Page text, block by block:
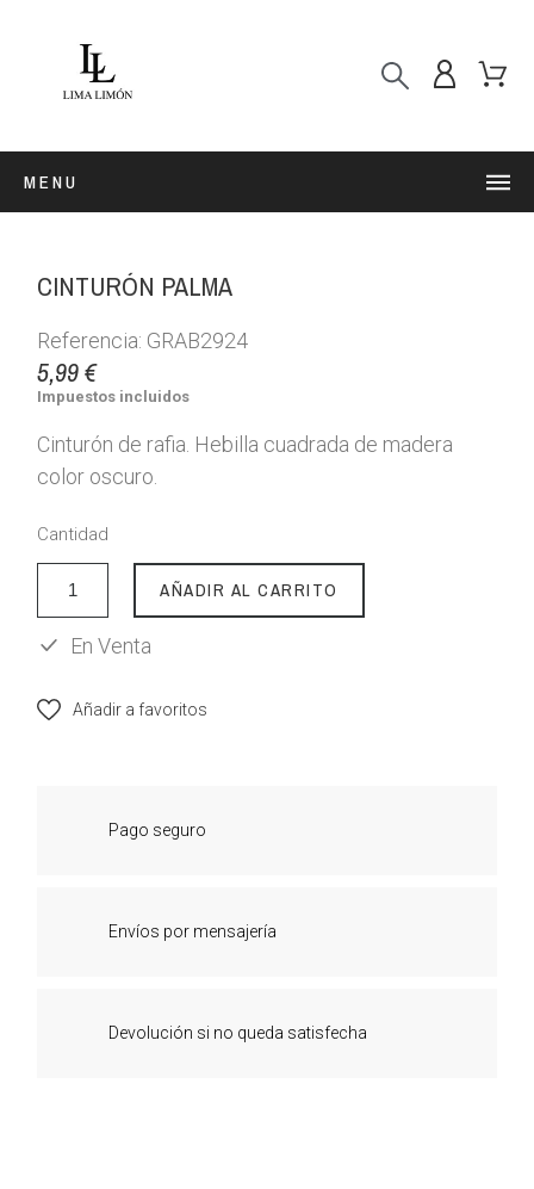
MENU
CINTURÓN PALMA
Referencia: GRAB2924
5,99 €
Impuestos incluidos
Cinturón de rafia. Hebilla cuadrada de madera
color oscuro.
Cantidad
AÑADIR AL CARRITO
En Venta
Añadir a favoritos
Pago seguro
Envíos por mensajería
Devolución si no queda satisfecha